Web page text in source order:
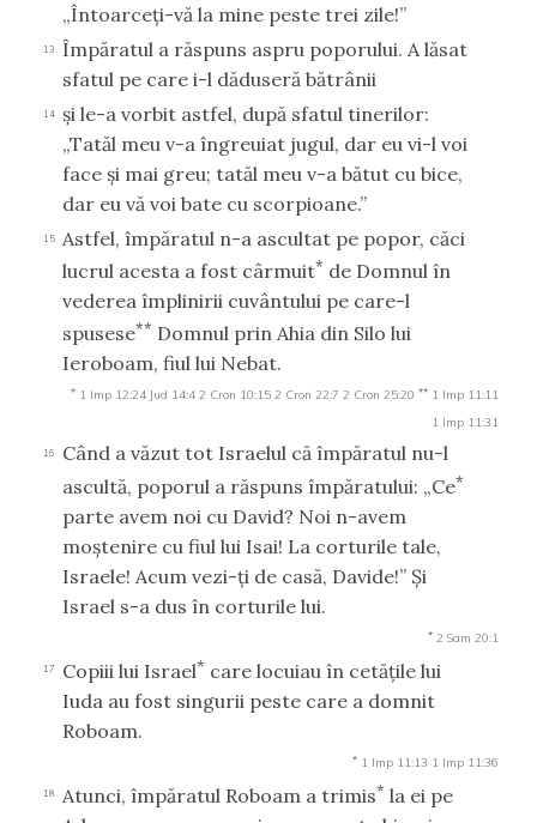
„Întoarceţi-vă la mine peste trei zile!”
13
Împăratul a răspuns aspru poporului. A lăsat
sfatul pe care i-l dăduseră bătrânii
14 şi le-a vorbit astfel, după sfatul tinerilor:
„Tatăl meu v-a îngreuiat jugul, dar eu vi-l voi
face şi mai greu; tatăl meu v-a bătut cu bice,
dar eu vă voi bate cu scorpioane.”
15
Astfel, împăratul n-a ascultat pe popor, căci
lucrul acesta a fost cârmuit* de Domnul în
vederea împlinirii cuvântului pe care-l
spusese** Domnul prin Ahia din Silo lui
Ieroboam, fiul lui Nebat.
* 1 Imp 12:24 Jud 14:4 2 Cron 10:15 2 Cron 22:7 2 Cron 25:20 ** 1 Imp 11:11
1 Imp 11:31
16
Când a văzut tot Israelul că împăratul nu-l
ascultă, poporul a răspuns împăratului: „Ce*
parte avem noi cu David? Noi n-avem
moştenire cu fiul lui Isai! La corturile tale,
Israele! Acum vezi-ţi de casă, Davide!” Şi
Israel s-a dus în corturile lui.
* 2 Sam 20:1
17 Copiii lui Israel* care locuiau în cetăţile lui
Iuda au fost singurii peste care a domnit
Roboam.
* 1 Imp 11:13 1 Imp 11:36
18 Atunci, împăratul Roboam a trimis* la ei pe